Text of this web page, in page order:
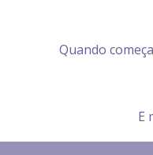
Quando
E